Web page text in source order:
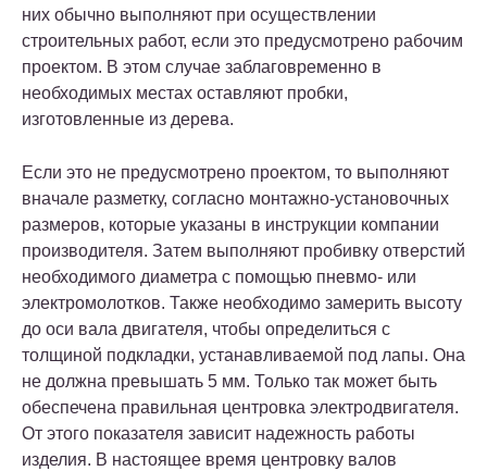
них обычно выполняют при осуществлении
строительных работ, если это предусмотрено рабочим
проектом. В этом случае заблаговременно в
необходимых местах оставляют пробки,
изготовленные из дерева.
Если это не предусмотрено проектом, то выполняют
вначале разметку, согласно монтажно-установочных
размеров, которые указаны в инструкции компании
производителя. Затем выполняют пробивку отверстий
необходимого диаметра с помощью пневмо- или
электромолотков. Также необходимо замерить высоту
до оси вала двигателя, чтобы определиться с
толщиной подкладки, устанавливаемой под лапы. Она
не должна превышать 5 мм. Только так может быть
обеспечена правильная центровка электродвигателя.
От этого показателя зависит надежность работы
изделия. В настоящее время центровку валов